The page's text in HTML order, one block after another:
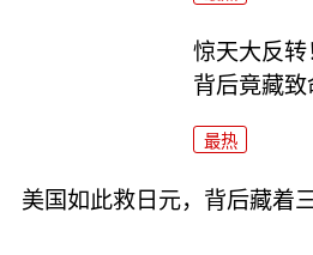
惊天大反
背后竟藏致
最热
美国如此救日元，背后藏着